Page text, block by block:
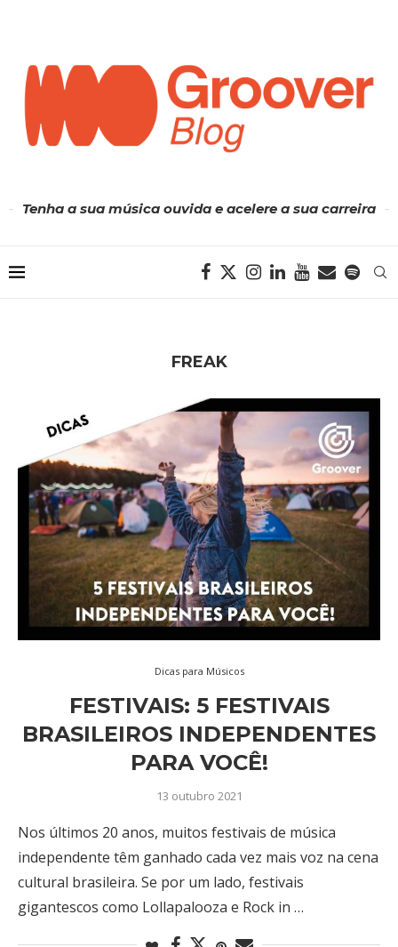
Tenha a sua música ouvida e acelere a sua carreira
FREAK
Dicas para Músicos
FESTIVAIS: 5 FESTIVAIS
BRASILEIROS INDEPENDENTES
PARA VOCÊ!
13 outubro 2021
Nos últimos 20 anos, muitos festivais de música
independente têm ganhado cada vez mais voz na cena
cultural brasileira. Se por um lado, festivais
gigantescos como Lollapalooza e Rock in …